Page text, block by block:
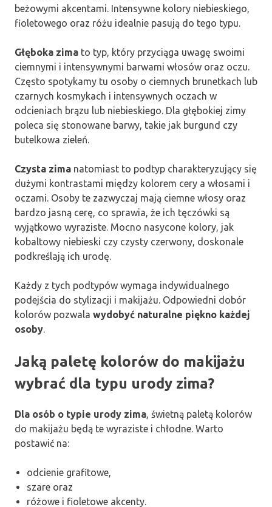
beżowymi akcentami. Intensywne kolory niebieskiego,
fioletowego oraz różu idealnie pasują do tego typu.
Głęboka zima to typ, który przyciąga uwagę swoimi
ciemnymi i intensywnymi barwami włosów oraz oczu.
Często spotykamy tu osoby o ciemnych brunetkach lub
czarnych kosmykach i intensywnych oczach w
odcieniach brązu lub niebieskiego. Dla głębokiej zimy
poleca się stonowane barwy, takie jak burgund czy
butelkowa zieleń.
Czysta zima natomiast to podtyp charakteryzujący się
dużymi kontrastami między kolorem cery a włosami i
oczami. Osoby te zazwyczaj mają ciemne włosy oraz
bardzo jasną cerę, co sprawia, że ich tęczówki są
wyjątkowo wyraziste. Mocno nasycone kolory, jak
kobaltowy niebieski czy czysty czerwony, doskonale
podkreślają ich urodę.
Każdy z tych podtypów wymaga indywidualnego
podejścia do stylizacji i makijażu. Odpowiedni dobór
kolorów pozwala wydobyć naturalne piękno każdej
osoby.
Jaką paletę kolorów do makijażu
wybrać dla typu urody zima?
Dla osób o typie urody zima, świetną paletą kolorów
do makijażu będą te wyraziste i chłodne. Warto
postawić na:
odcienie grafitowe,
szare oraz
różowe i fioletowe akcenty.